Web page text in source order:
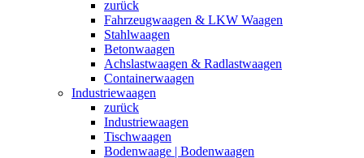
zurück
Fahrzeugwaagen & LKW Waagen
Stahlwaagen
Betonwaagen
Achslastwaagen & Radlastwaagen
Containerwaagen
Industriewaagen
zurück
Industriewaagen
Tischwaagen
Bodenwaage | Bodenwaagen